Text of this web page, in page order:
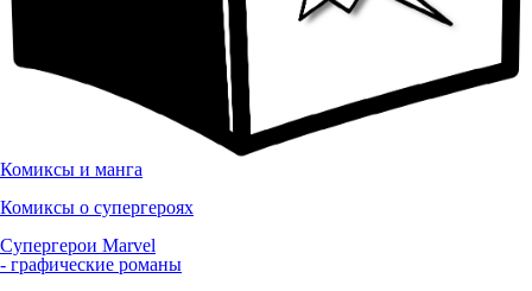
Комиксы и манга
Комиксы о супергероях
Супергерои Marvel
- графические романы